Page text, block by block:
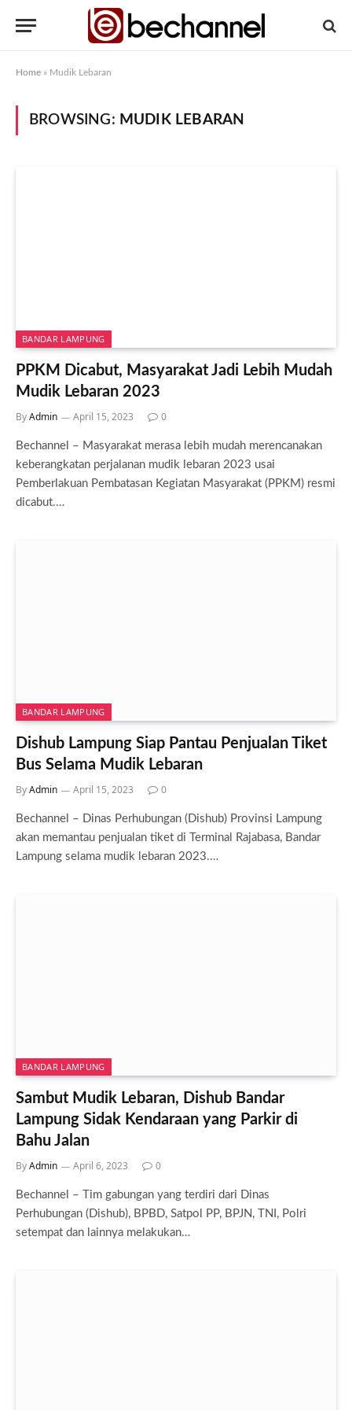
Home » Mudik Lebaran
BROWSING: MUDIK LEBARAN
BANDAR LAMPUNG
PPKM Dicabut, Masyarakat Jadi Lebih Mudah
Mudik Lebaran 2023
ByAdmin April 15, 2023 0
Bechannel – Masyarakat merasa lebih mudah merencanakan
keberangkatan perjalanan mudik lebaran 2023 usai
Pemberlakuan Pembatasan Kegiatan Masyarakat (PPKM) resmi
dicabut.…
BANDAR LAMPUNG
Dishub Lampung Siap Pantau Penjualan Tiket
Bus Selama Mudik Lebaran
ByAdmin April 15, 2023 0
Bechannel – Dinas Perhubungan (Dishub) Provinsi Lampung
akan memantau penjualan tiket di Terminal Rajabasa, Bandar
Lampung selama mudik lebaran 2023.…
BANDAR LAMPUNG
Sambut Mudik Lebaran, Dishub Bandar
Lampung Sidak Kendaraan yang Parkir di
Bahu Jalan
ByAdmin April 6, 2023 0
Bechannel – Tim gabungan yang terdiri dari Dinas
Perhubungan (Dishub), BPBD, Satpol PP, BPJN, TNI, Polri
setempat dan lainnya melakukan…